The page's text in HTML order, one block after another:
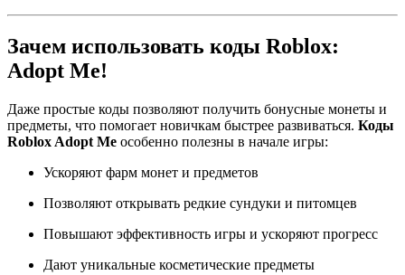
Зачем использовать коды Roblox:
Adopt Me!
Даже простые коды позволяют получить бонусные монеты и
предметы, что помогает новичкам быстрее развиваться. Коды
Roblox Adopt Me особенно полезны в начале игры:
Ускоряют фарм монет и предметов
Позволяют открывать редкие сундуки и питомцев
Повышают эффективность игры и ускоряют прогресс
Дают уникальные косметические предметы